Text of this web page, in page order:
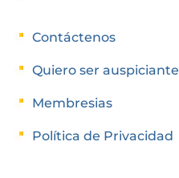
Contáctenos
Quiero ser auspiciante
Membresias
Política de Privacidad